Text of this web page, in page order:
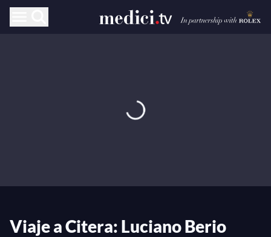
Viaje a Citera: Luciano Berio